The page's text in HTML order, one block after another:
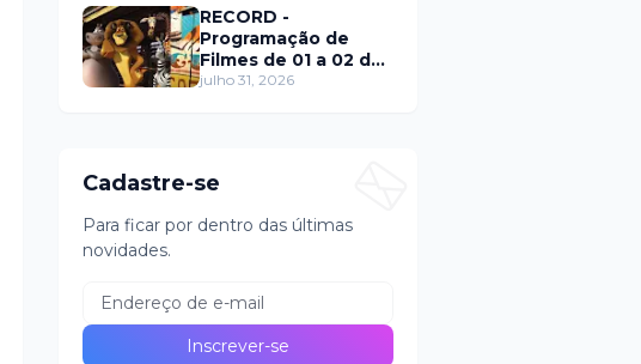
trás de fraude
internacional
RECORD -
Programação de
Filmes de 01 a 02 de
agosto
julho 31, 2026
Cadastre-se
Para ficar por dentro das últimas
novidades.